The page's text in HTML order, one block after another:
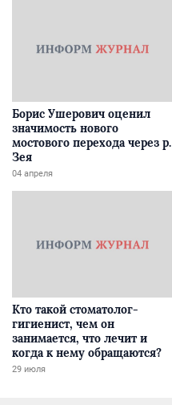
Борис Ушерович оценил
значимость нового
мостового перехода через р.
Зея
04 апреля
Кто такой стоматолог-
гигиенист, чем он
занимается, что лечит и
когда к нему обращаются?
29 июля